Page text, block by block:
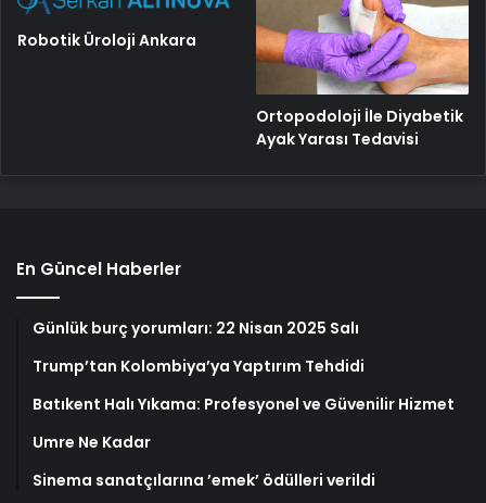
Robotik Üroloji Ankara
Ortopodoloji İle Diyabetik
Ayak Yarası Tedavisi
En Güncel Haberler
Günlük burç yorumları: 22 Nisan 2025 Salı
Trump’tan Kolombiya’ya Yaptırım Tehdidi
Batıkent Halı Yıkama: Profesyonel ve Güvenilir Hizmet
Umre Ne Kadar
Sinema sanatçılarına ’emek’ ödülleri verildi